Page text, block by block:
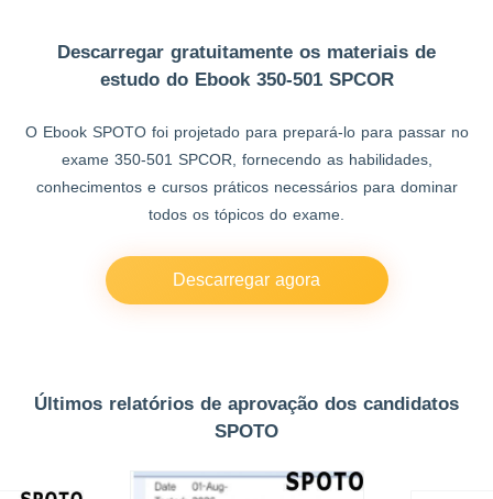
Descarregar gratuitamente os materiais de
estudo do Ebook 350-501 SPCOR
O Ebook SPOTO foi projetado para prepará-lo para passar no
exame 350-501 SPCOR, fornecendo as habilidades,
conhecimentos e cursos práticos necessários para dominar
todos os tópicos do exame.
Descarregar agora
Últimos relatórios de aprovação dos candidatos
SPOTO